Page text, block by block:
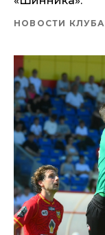
НОВОСТИ КЛУБА